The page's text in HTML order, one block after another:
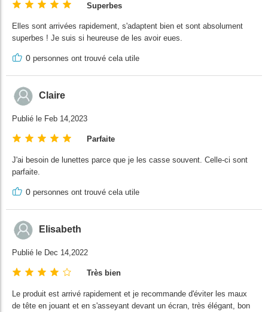
Superbes
Elles sont arrivées rapidement, s'adaptent bien et sont absolument
superbes ! Je suis si heureuse de les avoir eues.
0 personnes ont trouvé cela utile
Claire
Publié le Feb 14,2023
Parfaite
J'ai besoin de lunettes parce que je les casse souvent. Celle-ci sont
parfaite.
0 personnes ont trouvé cela utile
Elisabeth
Publié le Dec 14,2022
Très bien
Le produit est arrivé rapidement et je recommande d'éviter les maux
de tête en jouant et en s'asseyant devant un écran, très élégant, bon